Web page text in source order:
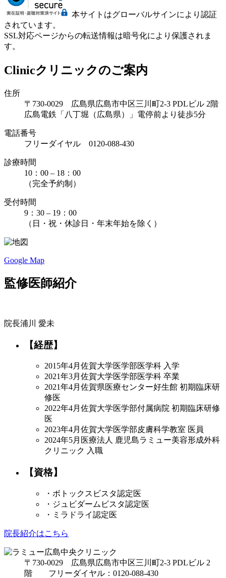
本サイトはグローバルサインにより認証
されています。
SSL対応ページからの転送情報は暗号化により保護されま
す。
Clinicクリニックのご案内
住所
〒730-0029 広島県広島市中区三川町2-3 PDLビル 2階
広島電鉄「八丁堀（広島県）」電停前より徒歩5分
電話番号
フリーダイヤル 0120-088-430
診療時間
10：00 – 18：00
（完全予約制）
受付時間
9：30 – 19：00
（日・祝・休診日・年末年始を除く）
Google Map
監修医師紹介
院長浦川 愛未
【経歴】
2015年4月 佐賀大学医学部医学科 入学
2021年3月 佐賀大学医学部医学科 卒業
2021年4月 佐賀県医療センター好生館 初期臨床研
修医
2022年4月 佐賀大学医学部付属病院 初期臨床研修
医
2023年4月 佐賀大学医学部皮膚科学教室 医員
2024年5月 医療法人 鹿児島ラミュー美容形成外科
クリニック 入職
【資格】
・ボトックスビスタ認定医
・ジュビダームビスタ認定医
・ミラドライ認定医
院長紹介はこちら
〒730-0029 広島県広島市中区三川町2-3 PDLビル 2
階 フリーダイヤル：0120-088-430